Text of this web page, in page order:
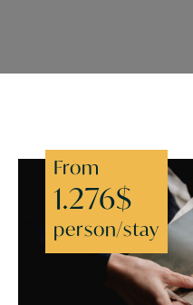
From
1.276$
person/stay